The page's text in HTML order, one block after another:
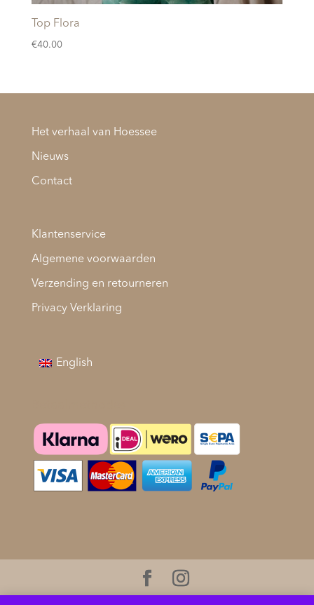
Top Flora
€40.00
Het verhaal van Hoessee
Nieuws
Contact
Klantenservice
Algemene voorwaarden
Verzending en retourneren
Privacy Verklaring
English